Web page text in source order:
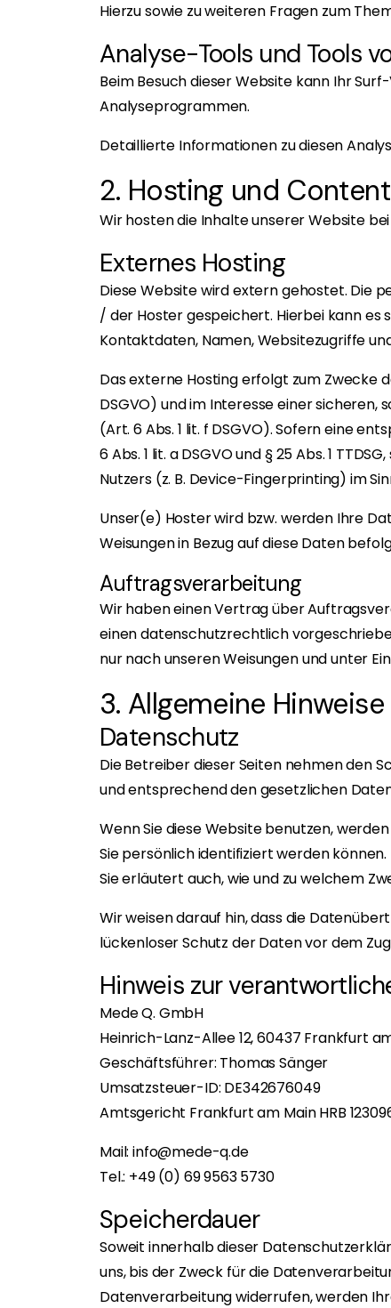
Hierzu sowie zu weiteren Fragen zum
Analyse-Tools und Tools
Beim Besuch dieser Website kann Ihr
Analyseprogrammen.
Detaillierte Informationen zu diesen
2. Hosting und
Wir hosten die Inhalte unserer Website
Externes Hosting
Diese Website wird extern gehostet. Die
/ der Hoster gespeichert. Hierbei kann es
Kontaktdaten, Namen, Websitezugriffe
Das externe Hosting erfolgt zum Zwecke
DSGVO) und im Interesse einer
(Art. 6 Abs. 1 lit. f DSGVO). Sofern eine
6 Abs. 1 lit. a DSGVO und § 25 Abs. 1
Nutzers (z. B. Device-Fingerprinting) im
Unser(e) Hoster wird bzw. werden Ihre
Weisungen in Bezug auf diese Daten
Auftragsverarbeitung
Wir haben einen Vertrag über
einen datenschutzrechtlich
nur nach unseren Weisungen und unter
3. Allgemeine
Datenschutz
Die Betreiber dieser Seiten nehmen den
und entsprechend den gesetzlichen
Wenn Sie diese Website benutzen,
Sie persönlich identifiziert werden
Sie erläutert auch, wie und zu welchem
Wir weisen darauf hin, dass die
lückenloser Schutz der Daten vor dem
Hinweis zur
Mede Q. GmbH
Heinrich-Lanz-Allee 12, 60437 Frankfurt
Geschäftsführer: Thomas Sänger
Umsatzsteuer-ID: DE342676049
Amtsgericht Frankfurt am Main HRB
Mail: info@mede-q.de
Tel.: +49 (0) 69 9563 5730
Speicherdauer
Soweit innerhalb dieser
uns, bis der Zweck für die
Datenverarbeitung widerrufen, werden